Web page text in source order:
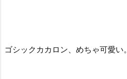
ゴシックカカロン、めちゃ可愛い。